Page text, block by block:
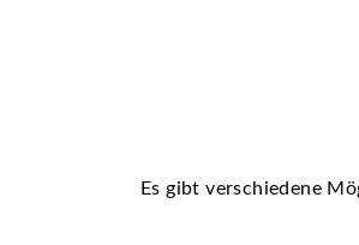
Es gibt verschiedene